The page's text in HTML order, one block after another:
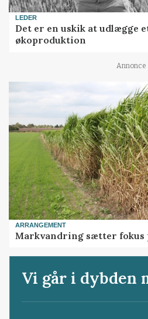
LEDER
Det er en uskik at udlægge
økoproduktion
Annonce
ARRANGEMENT
Markvandring sætter fokus
Vi går i dybden